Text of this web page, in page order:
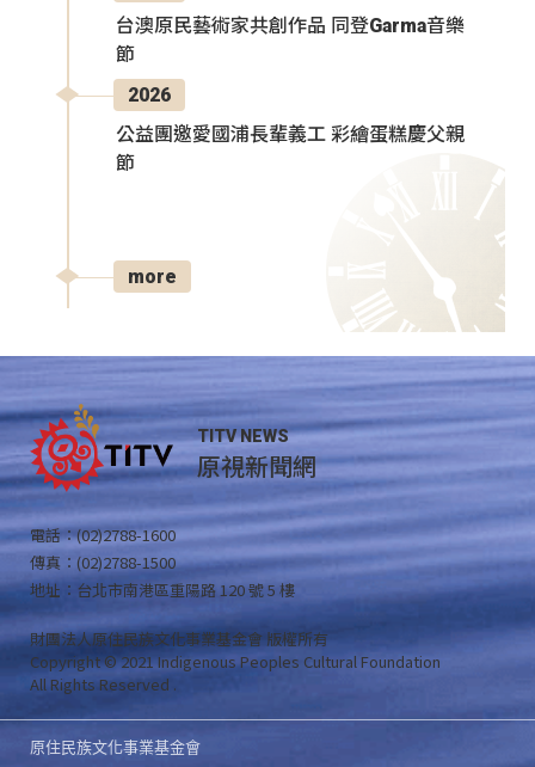
台澳原民藝術家共創作品 同登Garma音樂
節
2026
公益團邀愛國浦長輩義工 彩繪蛋糕慶父親
節
more
TITV NEWS
原視新聞網
電話：(02)2788-1600
傳真：(02)2788-1500
地址：台北市南港區重陽路 120 號 5 樓
財團法人原住民族文化事業基金會 版權所有
Copyright © 2021 Indigenous Peoples Cultural Foundation
All Rights Reserved .
原住民族文化事業基金會